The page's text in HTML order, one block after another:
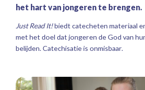
het hart van jongeren te brengen.
Just Read It!biedt catecheten materiaal
met het doel dat jongeren de God van
belijden. Catechisatie is onmisbaar.